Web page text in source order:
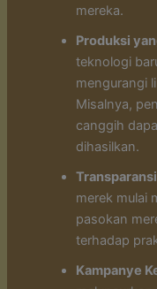
mereka.
Produksi
teknologi
mengurangi
Misalnya,
canggih
dihasilkan.
merek mulai
pasokan
terhadap
Kampanye